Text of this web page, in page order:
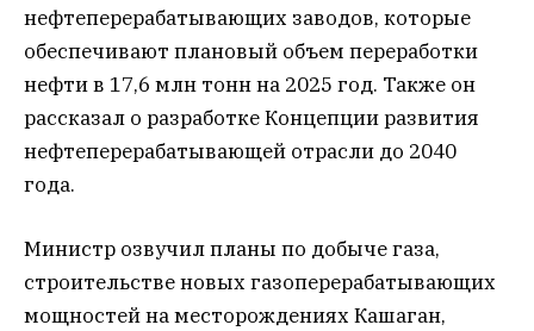
нефтеперерабатывающих заводов, которые
обеспечивают плановый объем переработки
нефти в 17,6 млн тонн на 2025 год. Также он
рассказал о разработке Концепции развития
нефтеперерабатывающей отрасли до 2040
года.
Министр озвучил планы по добыче газа,
строительстве новых газоперерабатывающих
мощностей на месторождениях Кашаган,